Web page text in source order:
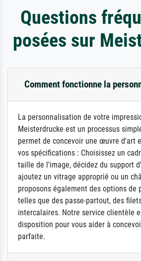
Questions
posées sur
Comment fonctionne la
La personnalisation de votre
Meisterdrucke est un processus
permet de concevoir une œuvre d'art
vos spécifications : Choisissez un
taille de l'image, décidez du support
ajoutez un vitrage approprié ou un
proposons également des options de
telles que des passe-partout, des
intercalaires. Notre service clientèle
disposition pour vous aider à
parfaite.